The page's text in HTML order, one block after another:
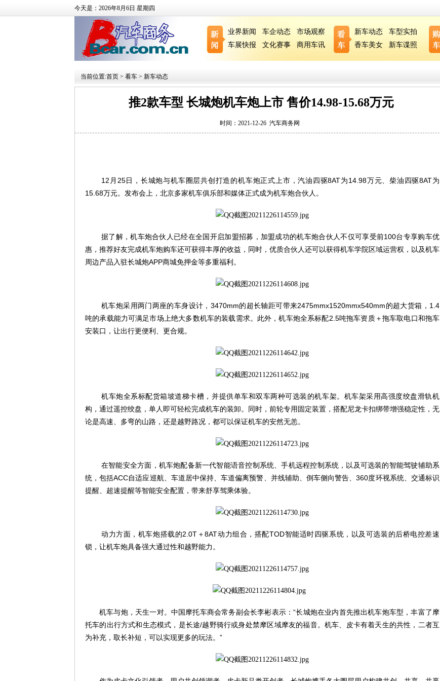
今天是：2026年8月6日 星期四
业界新闻 车企动态
市场观察
车展快报
文化赛事 商用车讯
新车动态
车型实拍
香车美女
新车谍照
当前位置:首页 > 看车 > 新车动态
推2款车型 长城炮机车炮上市 售价14.98-15.68万元
时间：2021-12-26 汽车商务网
12 月 25日，长城炮与机车圈层共创打造的机车炮正式上市，汽油四驱8AT为14.98万元、柴油四驱8AT为
15.68万元。发布会上，北京多家机车俱乐部和媒体正式成为机车炮合伙人。
据了解，机车炮合伙人已经在全国开启加盟招募，加盟成功的机车炮合伙人不仅可享受前100台专享购车优
惠，推荐好友完成机车炮购车还可获得丰厚的收益，同时，优质合伙人还可以获得机车学院区域运营权，以及机车
周边产品入驻长城炮APP商城免押金等多重福利。
机车炮采用两门两座的车身设计， 3470mm的超长轴距可带来2475mmx1520mmx540mm的超大货箱， 1.4
吨的承载能力可满足市场上绝大多数机车的装载需求。此外，机车炮全系标配2.5吨拖车资质＋拖车取电口和拖车
安装口，让出行更便利、更合规。
机车炮全系标配货箱坡道梯卡槽，并提供单车和双车两种可选装的机车架。机车架采用高强度绞盘滑轨机
构，通过遥控绞盘，单人即可轻松完成机车的装卸。同时，前轮专用固定装置，搭配尼龙卡扣绑带增强稳定性，无
论是高速、多弯的山路，还是越野路况，都可以保证机车的安然无恙。
在智能安全方面，机车炮配备新一代智能语音控制系统、手机远程控制系统，以及可选装的智能驾驶辅助系
统，包括ACC自适应巡航、车道居中保持、车道偏离预警、并线辅助、倒车侧向警告、360度环视系统、交通标识
提醒、超速提醒等智能安全配置，带来舒享驾乘体验。
动力方面，机车炮搭载的2.0T ＋8AT动力组合，搭配TOD智能适时四驱系统，以及可选装的后桥电控差速
锁，让机车炮具备强大通过性和越野能力。
机车与炮，天生一对。中国摩托车商会常务副会长李彬表示：“长城炮在业内首先推出机车炮车型，丰富了摩
托车的出行方式和生态模式，是长途/越野骑行或身处禁摩区域摩友的福音。机车、皮卡有着天生的共性，二者互
为补充，取长补短，可以实现更多的玩法。”